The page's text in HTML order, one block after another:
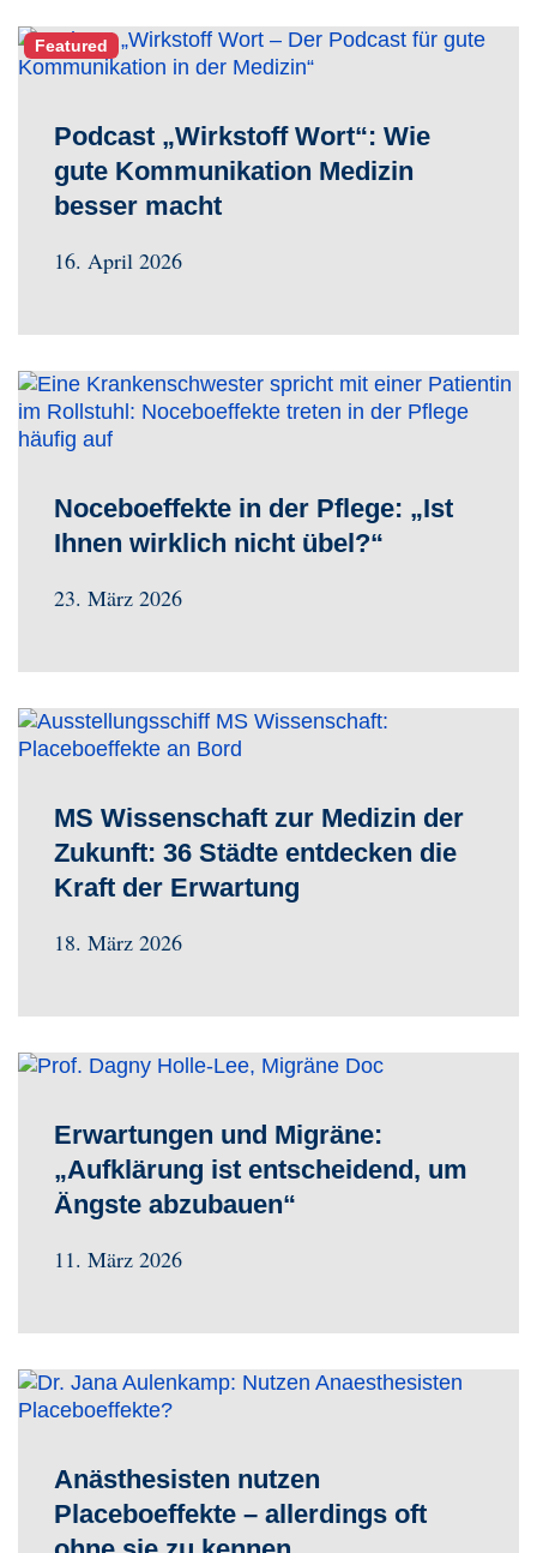
Featured
Podcast „Wirkstoff Wort“: Wie
gute Kommunikation Medizin
besser macht
16. April 2026
Noceboeffekte in der Pflege: „Ist
Ihnen wirklich nicht übel?“
23. März 2026
MS Wissenschaft zur Medizin der
Zukunft: 36 Städte entdecken die
Kraft der Erwartung
18. März 2026
Erwartungen und Migräne:
„Aufklärung ist entscheidend, um
Ängste abzubauen“
11. März 2026
Anästhesisten nutzen
Placeboeffekte – allerdings oft